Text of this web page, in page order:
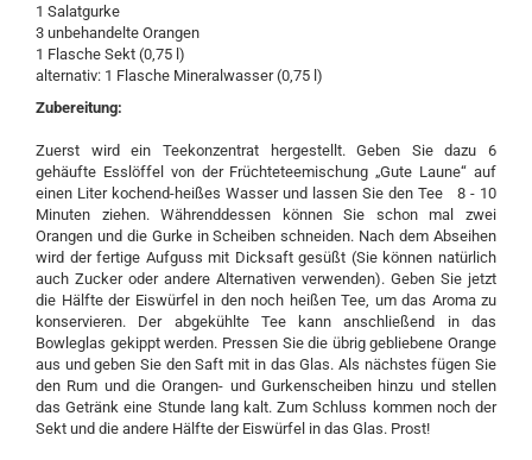
1 Salatgurke
3 unbehandelte Orangen
1 Flasche Sekt (0,75 l)
alternativ: 1 Flasche Mineralwasser (0,75 l)
Zubereitung:
Zuerst wird ein Teekonzentrat hergestellt. Geben Sie dazu 6
gehäufte Esslöffel von der Früchteteemischung „Gute Laune“ auf
einen Liter kochend-heißes Wasser und lassen Sie den Tee 8 - 10
Minuten ziehen. Währenddessen können Sie schon mal zwei
Orangen und die Gurke in Scheiben schneiden. Nach dem Abseihen
wird der fertige Aufguss mit Dicksaft gesüßt (Sie können natürlich
auch Zucker oder andere Alternativen verwenden). Geben Sie jetzt
die Hälfte der Eiswürfel in den noch heißen Tee, um das Aroma zu
konservieren. Der abgekühlte Tee kann anschließend in das
Bowleglas gekippt werden. Pressen Sie die übrig gebliebene Orange
aus und geben Sie den Saft mit in das Glas. Als nächstes fügen Sie
den Rum und die Orangen- und Gurkenscheiben hinzu und stellen
das Getränk eine Stunde lang kalt. Zum Schluss kommen noch der
Sekt und die andere Hälfte der Eiswürfel in das Glas. Prost!